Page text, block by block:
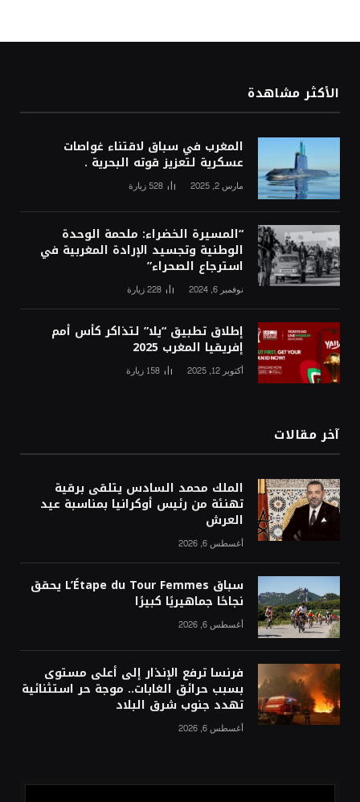
الأكثر مشاهدة
المغرب في سباق لاقتناء غواصات
عسكرية لتعزيز قوته البحرية .
مارس 2, 2025 528 زيارة
“المسيرة الخضراء: ملحمة الوحدة
الوطنية وتجسيد الإرادة المغربية في
استرجاع الصحراء”
نوفمبر 6, 2024 228زيارة
إطلاق تطبيق “يلا” لتذاكر كأس أمم
إفريقيا المغرب 2025
أكتوبر 12, 2025 158 زيارة
آخر مقالات
الملك محمد السادس يتلقى برقية
تهنئة من رئيس أوكرانيا بمناسبة عيد
العرش
أغسطس 6, 2026
سباق L’Étape du Tour Femmes يحقق
نجاحًا جماهيريًا كبيرًا
أغسطس 6, 2026
فرنسا ترفع الإنذار إلى أعلى مستوى
بسبب حرائق الغابات.. موجة حر استثنائية
تهدد جنوب شرق البلاد
أغسطس 6, 2026